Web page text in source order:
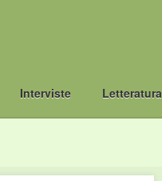
Interviste Letteratura